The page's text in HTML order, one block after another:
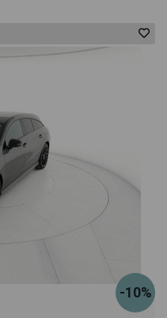
-10%